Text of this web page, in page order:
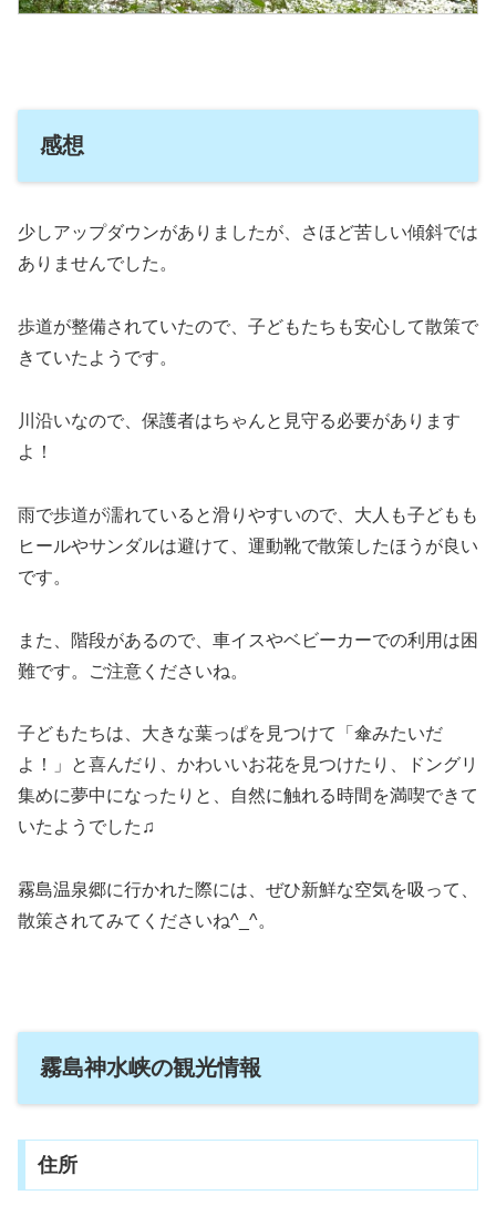
感想
少しアップダウンがありましたが、さほど苦しい傾斜では
ありませんでした。
歩道が整備されていたので、子どもたちも安心して散策で
きていたようです。
川沿いなので、保護者はちゃんと見守る必要があります
よ！
雨で歩道が濡れていると滑りやすいので、大人も子どもも
ヒールやサンダルは避けて、運動靴で散策したほうが良い
です。
また、階段があるので、車イスやベビーカーでの利用は困
難です。ご注意くださいね。
子どもたちは、大きな葉っぱを見つけて「傘みたいだ
よ！」と喜んだり、かわいいお花を見つけたり、ドングリ
集めに夢中になったりと、自然に触れる時間を満喫できて
いたようでした♫
霧島温泉郷に行かれた際には、ぜひ新鮮な空気を吸って、
散策されてみてくださいね^_^。
霧島神水峡の観光情報
住所